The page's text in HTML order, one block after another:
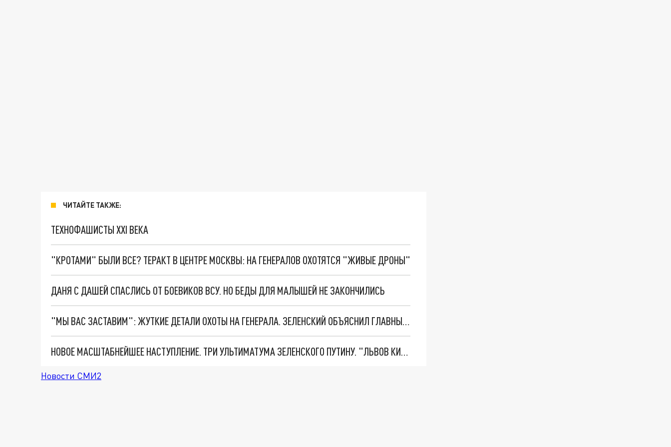
ЧИТАЙТЕ ТАКЖЕ:
ТЕХНОФАШИСТЫ XXI ВЕКА
"КРОТАМИ" БЫЛИ ВСЕ? ТЕРАКТ В ЦЕНТРЕ МОСКВЫ: НА ГЕНЕРАЛОВ ОХОТЯТСЯ "ЖИВЫЕ ДРОНЫ"
ДАНЯ С ДАШЕЙ СПАСЛИСЬ ОТ БОЕВИКОВ ВСУ. НО БЕДЫ ДЛЯ МАЛЫШЕЙ НЕ ЗАКОНЧИЛИСЬ
"МЫ ВАС ЗАСТАВИМ": ЖУТКИЕ ДЕТАЛИ ОХОТЫ НА ГЕНЕРАЛА. ЗЕЛЕНСКИЙ ОБЪЯСНИЛ ГЛАВНЫЙ СМЫСЛ ТЕРАКТА В ЦЕНТРЕ МОСКВЫ
НОВОЕ МАСШТАБНЕЙШЕЕ НАСТУПЛЕНИЕ. ТРИ УЛЬТИМАТУМА ЗЕЛЕНСКОГО ПУТИНУ. "ЛЬВОВ КИМА" ПОСТАВЯТ НА ПВО? ГЛОБАЛЬНЫЙ ПРОРЫВ ПОД ЗАПОРОЖЬЕМ
Новости СМИ2